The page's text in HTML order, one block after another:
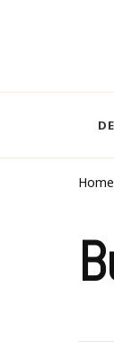
Home